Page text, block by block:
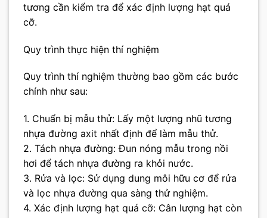
tương cần kiểm tra để xác định lượng hạt quá
cỡ.
Quy trình thực hiện thí nghiệm
Quy trình thí nghiệm thường bao gồm các bước
chính như sau:
1. Chuẩn bị mẫu thử: Lấy một lượng nhũ tương
nhựa đường axit nhất định để làm mẫu thử.
2. Tách nhựa đường: Đun nóng mẫu trong nồi
hơi để tách nhựa đường ra khỏi nước.
3. Rửa và lọc: Sử dụng dung môi hữu cơ để rửa
và lọc nhựa đường qua sàng thử nghiệm.
4. Xác định lượng hạt quá cỡ: Cân lượng hạt còn